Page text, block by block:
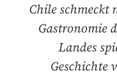
Chile
Gastronomie
Landes
Geschichte